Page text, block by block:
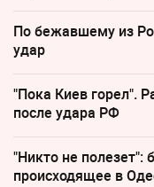
По бежавшему из
удар
"Пока Киев горел".
после удара РФ
"Никто не полезет":
происходящее в